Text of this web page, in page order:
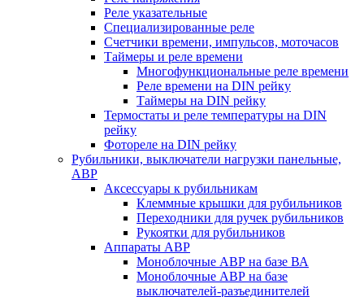
Реле указательные
Специализированные реле
Счетчики времени, импульсов, моточасов
Таймеры и реле времени
Многофункциональные реле времени
Реле времени на DIN рейку
Таймеры на DIN рейку
Термостаты и реле температуры на DIN
рейку
Фотореле на DIN рейку
Рубильники, выключатели нагрузки панельные,
АВР
Аксессуары к рубильникам
Клеммные крышки для рубильников
Переходники для ручек рубильников
Рукоятки для рубильников
Аппараты АВР
Моноблочные АВР на базе ВА
Моноблочные АВР на базе
выключателей-разъединителей